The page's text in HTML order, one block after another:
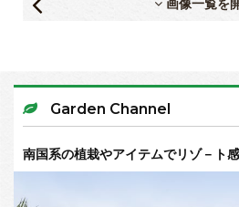
Garden Channel
南国系の植栽やアイテムでリゾ－ト